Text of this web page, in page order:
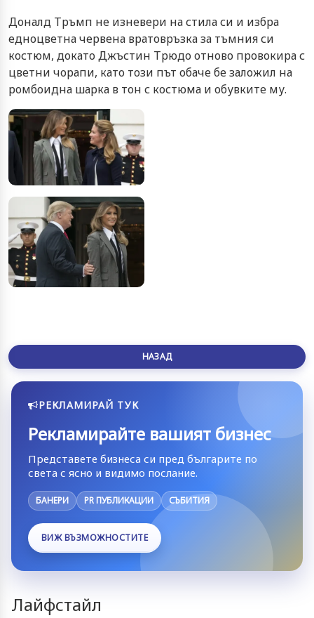
Доналд Тръмп не изневери на стила си и избра
едноцветна червена вратовръзка за тъмния си
костюм, докато Джъстин Трюдо отново провокира с
цветни чорапи, като този път обаче бе заложил на
ромбоидна шарка в тон с костюма и обувките му.
НАЗАД
РЕКЛАМИРАЙ ТУК
Рекламирайте вашият бизнес
Представете бизнеса си пред българите по
света с ясно и видимо послание.
БАНЕРИ PR ПУБЛИКАЦИИ СЪБИТИЯ
ВИЖ ВЪЗМОЖНОСТИТЕ
Лайфстайл